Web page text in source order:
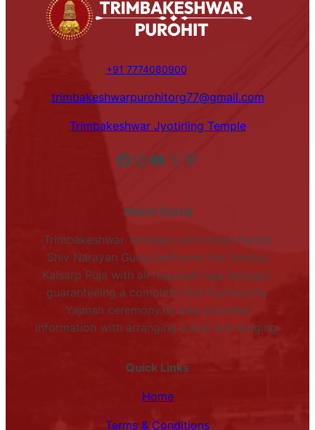
+91 7774080900
trimbakeshwarpurohitorg77@gmail.com
Trimbakeshwar Jyotirling Temple
Facebook Instagram YouTube X Pinterest
About Guruji
Trimbakeshwar Temple’s authorized Pandit
Shiv Narayan Guruji performs the famous
Kalsarp Puja with all required Puja Samagri,
guaranteeing a complete and trustworthy
Yajman ceremony.he also provides
information with arranging travel and lodging.
Quick Links
Home
Terms & Conditions